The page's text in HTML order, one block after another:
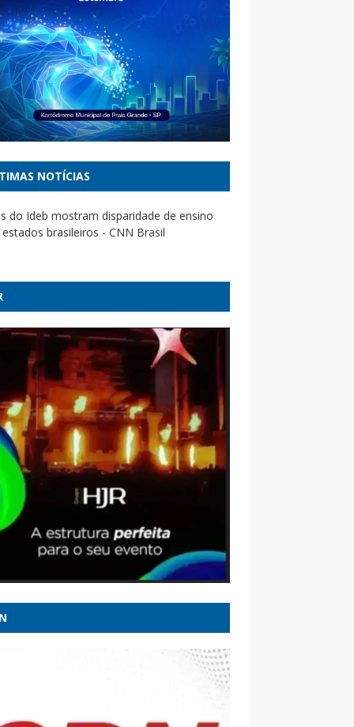
NOTÍCIAS
do Ideb mostram disparidade de ensino
brasileiros - CNN Brasil
mais fortes no RS - Correio do Povo
de ator preso por suspeita de estupro de
quebra o silêncio: 'Dividimos o palco por
e nunca percebi nada' - Extra online
piloto comparou avião a 'fusquinha' e
falha antes de queda - UOL Notícias
Perez: quem é o indicado de Trump para
em Brasília pivô de crise e o que ele
o Brasil - G1
da greve, Tarcísio promete R$ 14
em investimentos na CPTM - G1
e PP fecham com Mateus Simões e isolam
Lula evitou constranger embaixador
de Curitiba é acusada de xenofobia ao
o saco aqui' - O GLOBO